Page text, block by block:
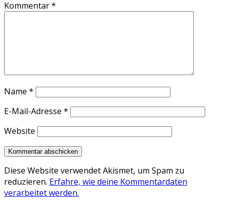
Kommentar*
Name *
E-Mail-Adresse *
Website
Diese Website verwendet Akismet, um Spam zu
reduzieren. Erfahre, wie deine Kommentardaten
verarbeitet werden.